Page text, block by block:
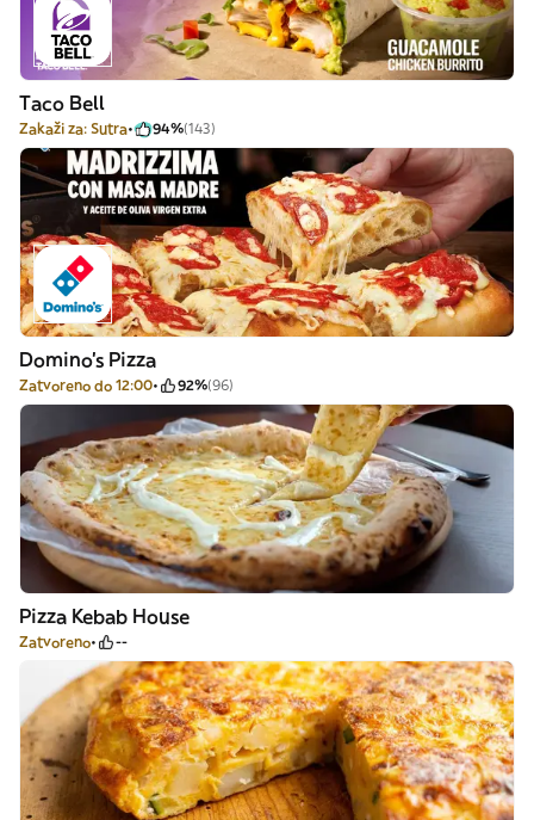
Taco Bell
Zakaži za: Sutra 94%(143)
Domino's Pizza
Zatvoreno do 12:00 92%(96)
Pizza Kebab House
Zatvoreno --